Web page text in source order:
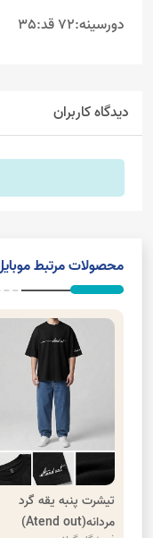
دورسینه:72 قد:35
دیدگاه کاربران
محصولات مرتبط
تیشرت پنبه یقه گرد
مردانه(Atend out)